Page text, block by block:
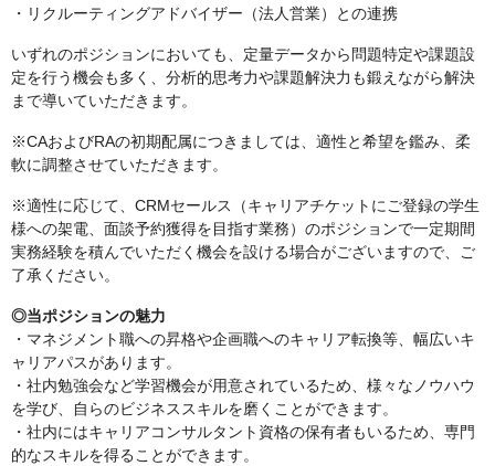
・リクルーティングアドバイザー（法人営業）との連携
いずれのポジションにおいても、定量データから問題特定や課題設
定を行う機会も多く、分析的思考力や課題解決力も鍛えながら解決
まで導いていただきます。
※CAおよびRAの初期配属につきましては、適性と希望を鑑み、柔
軟に調整させていただきます。
※適性に応じて、CRMセールス（キャリアチケットにご登録の学生
様への架電、面談予約獲得を目指す業務）のポジションで一定期間
実務経験を積んでいただく機会を設ける場合がございますので、ご
了承ください。
◎当ポジションの魅力
・マネジメント職への昇格や企画職へのキャリア転換等、幅広いキ
ャリアパスがあります。
・社内勉強会など学習機会が用意されているため、様々なノウハウ
を学び、自らのビジネススキルを磨くことができます。
・社内にはキャリアコンサルタント資格の保有者もいるため、専門
的なスキルを得ることができます。